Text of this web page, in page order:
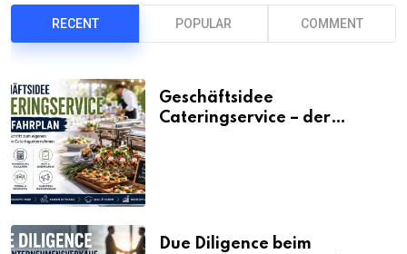
RECENT POPULAR COMMENT
Geschäftsidee
Cateringservice – der
Due Diligence beim